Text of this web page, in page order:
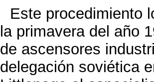
Este procedimiento
la primavera del año
de ascensores
delegación soviética